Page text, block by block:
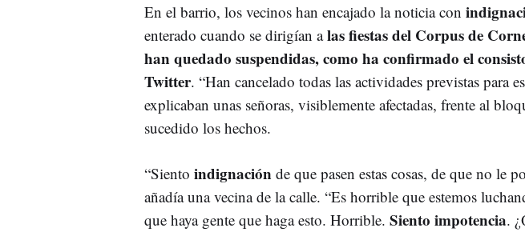
En el barrio, los vecinos han encajado la noticia con
enterado cuando se dirigían alas fiestas del Corpus de
han quedado suspendidas, como ha confirmado el
Twitter. “Han cancelado todas las actividades previstas para
explicaban unas señoras, visiblemente afectadas, frente al
sucedido los hechos.
“Siento indignación de que pasen estas cosas, de que no le
añadía una vecina de la calle. “Es horrible que estemos
que haya gente que haga esto. Horrible. Siento impotencia.